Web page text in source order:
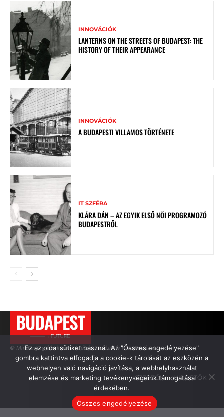
INNOVÁCIÓK
LANTERNS ON THE STREETS OF BUDAPEST: THE
HISTORY OF THEIR APPEARANCE
INNOVÁCIÓK
A BUDAPESTI VILLAMOS TÖRTÉNETE
IT SZFÉRA
KLÁRA DÁN – AZ EGYIK ELSŐ NŐI PROGRAMOZÓ
BUDAPESTRŐL
BUDAPEST
———→ FUTURE
© Minden jog fenntartva. Idézés csak aktív hivatkozással.
SZERZŐK HIRDETŐK
Ez az oldal sütiket használ. Az "Összes engedélyezése"
gombra kattintva elfogadja a cookie-k tárolását az eszközén a
webhelyen való navigáció javítása, a webhelyhasználat
elemzése és marketing tevékenységeink támogatása
érdekében.
Összes engedélyezése